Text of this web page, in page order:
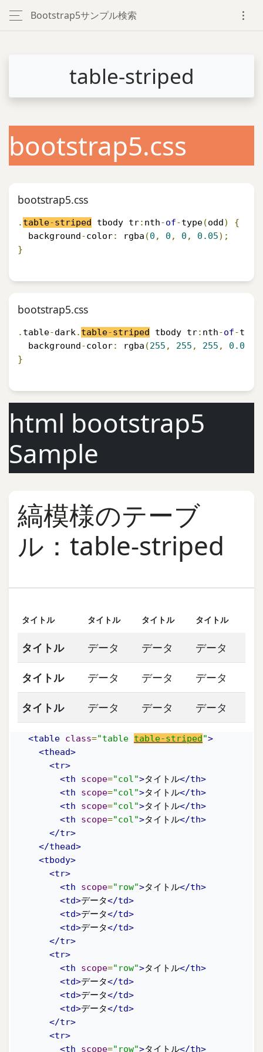
Bootstrap5サンプル検索
table-striped
bootstrap5.css
bootstrap5.css
. table-striped tbody tr: nth-of-type(odd)
{
  background
-color: rgba (0 , 0 , 0 , 0.05);
}
bootstrap5.css
. table-dark. table-striped tbody tr: nth-of-type
  background
-color: rgba (255 , 255 , 255 , 0.05
}
html bootstrap5
Sample
縞模様のテーブ
ル：table-striped
タイトル タイトル タイトル タイトル
タイトル データ データ データ
タイトル データ データ データ
タイトル データ データ データ
<table class="table table-striped">
<thead>
<tr>
<th
scope="col">タイトル</th>
<th
scope="col">タイトル</th>
<th
scope="col">タイトル</th>
<th
scope="col">タイトル</th>
</tr>
</thead>
<tbody>
<tr>
<th
scope="row">タイトル</th>
<td>データ</td>
<td>データ</td>
<td>データ</td>
</tr>
<tr>
<th
scope="row">タイトル</th>
<td>データ</td>
<td>データ</td>
<td>データ</td>
</tr>
<tr>
<th
scope="row">タイトル</th>